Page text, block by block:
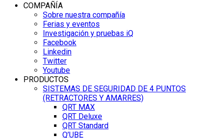
COMPAÑÍA
Sobre nuestra compañía
Ferias y eventos
Investigación y pruebas iQ
Facebook
Linkedin
Twitter
Youtube
PRODUCTOS
SISTEMAS DE SEGURIDAD DE 4 PUNTOS
(RETRACTORES Y AMARRES)
QRT MAX
QRT Deluxe
QRT Standard
Q’UBE